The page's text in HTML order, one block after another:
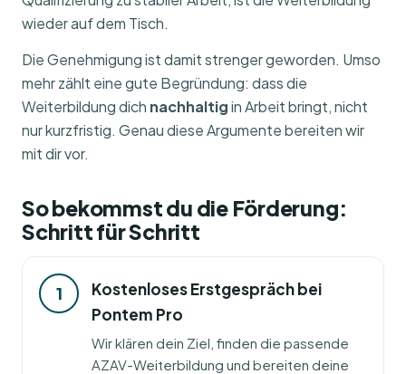
wieder auf dem Tisch.
Die Genehmigung ist damit strenger geworden. Umso
mehr zählt eine gute Begründung: dass die
Weiterbildung dich nachhaltigin Arbeit bringt, nicht
nur kurzfristig. Genau diese Argumente bereiten wir
mit dir vor.
So bekommst du die Förderung:
Schritt für Schritt
1
Kostenloses Erstgespräch bei
Pontem Pro
Wir klären dein Ziel, finden die passende
AZAV-Weiterbildung und bereiten deine